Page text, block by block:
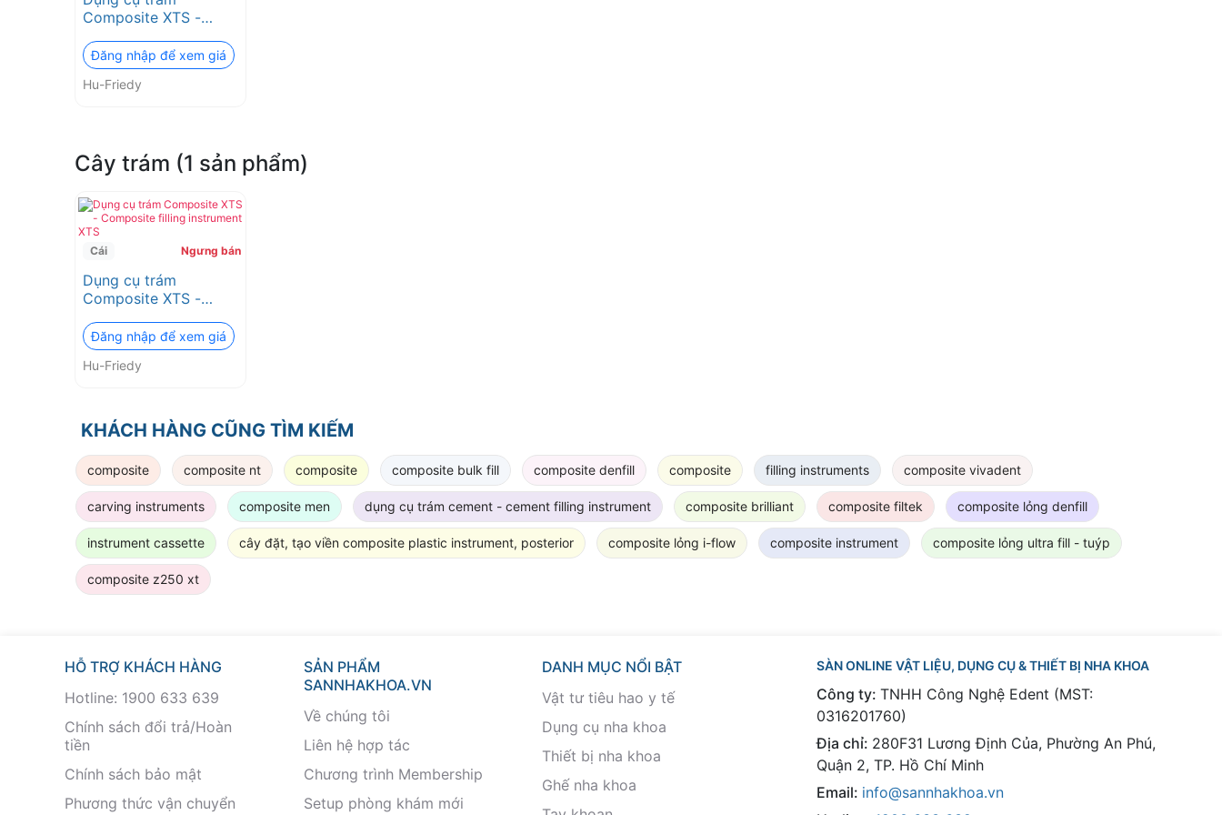
Composite XTS -
instrument XTS
Đăng nhập để xem giá
Hu-Friedy
Cây trám (1 sản phẩm)
Cái Ngưng bán
Dụng cụ trám
Composite XTS -
instrument XTS
Đăng nhập để xem giá
Hu-Friedy
KHÁCH HÀNG CŨNG TÌM KIẾM
composite composite nt composite composite bulk fill composite denfill composite filling instruments composite vivadent
carving instruments composite men dụng cụ trám cement - cement filling instrument composite brilliant composite filtek composite lỏng denfill
instrument cassette cây đặt, tạo viền composite plastic instrument, posterior composite lỏng i-flow composite instrument composite lỏng ultra fill - tuýp
composite z250 xt
HỖ TRỢ KHÁCH HÀNG
Hotline: 1900 633 639
Chính sách đổi trả/Hoàn
tiền
Chính sách bảo mật
Phương thức vận chuyển
SẢN PHẨM
SANNHAKHOA.VN
Về chúng tôi
Liên hệ hợp tác
Chương trình Membership
Setup phòng khám mới
DANH MỤC NỔI BẬT
Vật tư tiêu hao y tế
Dụng cụ nha khoa
Thiết bị nha khoa
Ghế nha khoa
SÀN ONLINE VẬT LIỆU, DỤNG CỤ & THIẾT BỊ NHA KHOA
Công ty: TNHH Công Nghệ Edent (MST:
0316201760)
Địa chỉ: 280F31 Lương Định Của, Phường An Phú,
Quận 2, TP. Hồ Chí Minh
Email: info@sannhakhoa.vn